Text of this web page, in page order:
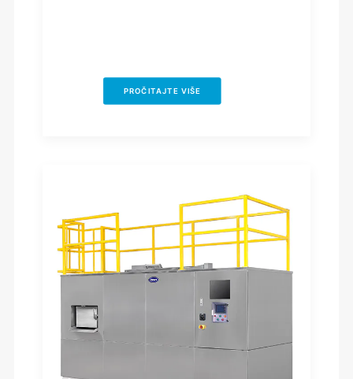
PROČITAJTE VIŠE